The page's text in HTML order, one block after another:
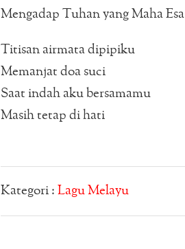
Mengadap Tuhan yang Maha Esa
Titisan airmata dipipiku
Memanjat doa suci
Saat indah aku bersamamu
Masih tetap di hati
Kategori : Lagu Melayu